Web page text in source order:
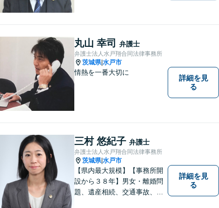
談ください。ご依頼者様とと
もに最善の解決を目指しま
す。
丸山 幸司 弁護士
弁護士法人水戸翔合同法律事務所
茨城県|水戸市
情熱を一番大切に
詳細を見
る
三村 悠紀子 弁護士
弁護士法人水戸翔合同法律事務所
茨城県|水戸市
【県内最大規模】【事務所開
設から３８年】男女・離婚問
題、遺産相続、交通事故、労
詳細を見
る